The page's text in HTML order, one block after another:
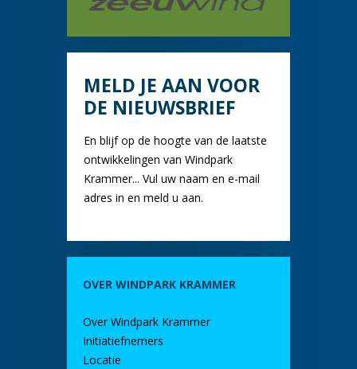
MELD JE AAN VOOR
DE NIEUWSBRIEF
En blijf op de hoogte van de laatste
ontwikkelingen van Windpark
Krammer... Vul uw naam en e-mail
adres in en meld u aan.
OVER WINDPARK KRAMMER
Over Windpark Krammer
Initiatiefnemers
Locatie